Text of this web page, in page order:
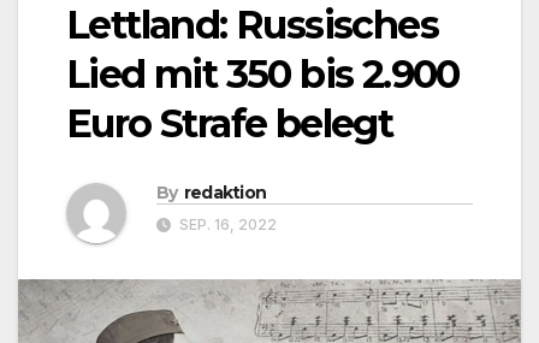
Lettland: Russisches
Lied mit 350 bis 2.900
Euro Strafe belegt
By redaktion
SEP. 16, 2022